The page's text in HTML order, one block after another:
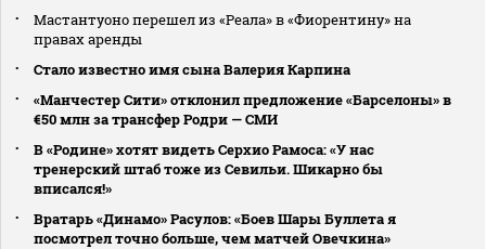
Мастантуоно перешел из «Реала» в «Фиорентину» на
правах аренды
Стало известно имя сына Валерия Карпина
«Манчестер Сити» отклонил предложение «Барселоны» в
€50 млн за трансфер Родри — СМИ
В «Родине» хотят видеть Серхио Рамоса: «У нас
тренерский штаб тоже из Севильи. Шикарно бы
вписался!»
Вратарь «Динамо» Расулов: «Боев Шары Буллета я
посмотрел точно больше, чем матчей Овечкина»